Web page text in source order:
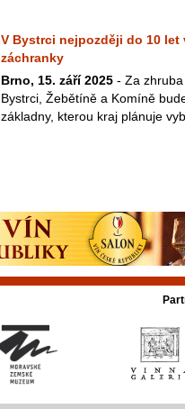
V Bystrci nejpozději do 10 let
záchranky
Brno, 15. září 2025 - Za
Bystrci, Žebětíně a Komíně
základny, kterou kraj plánuje